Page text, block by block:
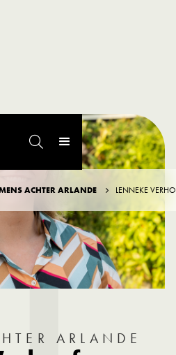

ACHTER ARLANDE  LENNEKE
ARLANDE